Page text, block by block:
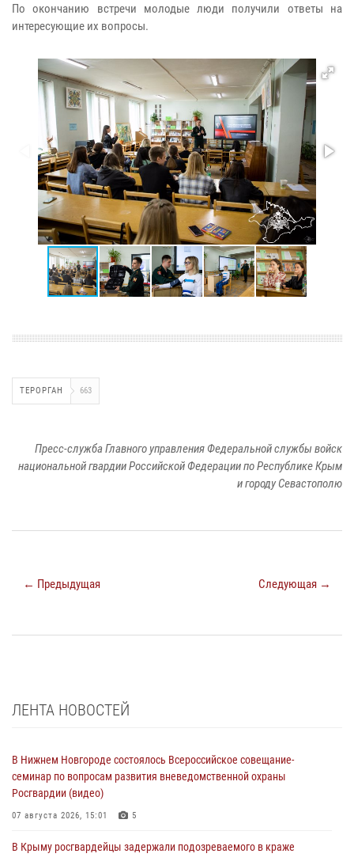
По окончанию встречи молодые люди получили ответы на
интересующие их вопросы.
ТЕРОРГАН 663
Пресс-служба Главного управления Федеральной службы войск
национальной гвардии Российской Федерации по Республике Крым
и городу Севастополю
← Предыдущая Следующая →
ЛЕНТА НОВОСТЕЙ
В Нижнем Новгороде состоялось Всероссийское совещание-
семинар по вопросам развития вневедомственной охраны
Росгвардии (видео)
07 августа 2026, 15:01 5
В Крыму росгвардейцы задержали подозреваемого в краже